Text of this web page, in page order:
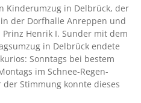
Kinderumzug in Delbrück, der
der Dorfhalle Anreppen und
Henrik I. Sunder mit dem
in Delbrück endete
Sonntags bei bestem
im Schnee-Regen-
der Stimmung konnte dieses